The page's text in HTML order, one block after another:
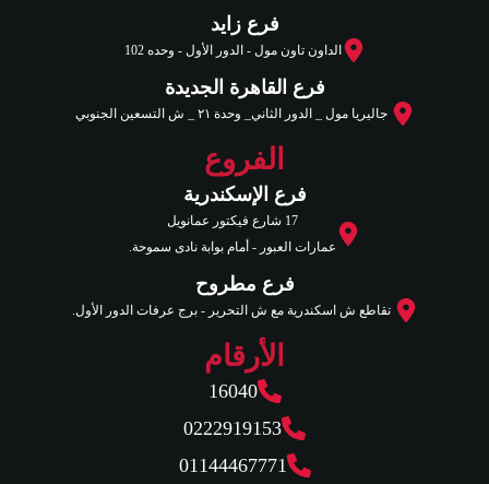
فرع زايد
الداون تاون مول - الدور الأول - وحده 102
فرع القاهرة الجديدة
جاليريا مول _ الدور الثاني_ وحدة ٢١ _ ش التسعين الجنوبي
الفروع
فرع الإسكندرية
17 شارع فيكتور عمانويل
عمارات العبور - أمام بوابة نادى سموحة.
فرع مطروح
تقاطع ش اسكندرية مع ش التحرير - برج عرفات الدور الأول.
الأرقام
16040
0222919153
01144467771